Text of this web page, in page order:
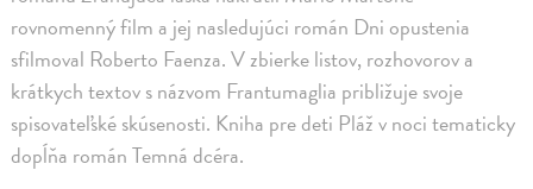
rovnomenný film a jej nasledujúci román Dni opustenia
sfilmoval Roberto Faenza. V zbierke listov, rozhovorov a
krátkych textov s názvom Frantumaglia približuje svoje
spisovateľské skúsenosti. Kniha pre deti Pláž v noci tematicky
dopĺňa román Temná dcéra.